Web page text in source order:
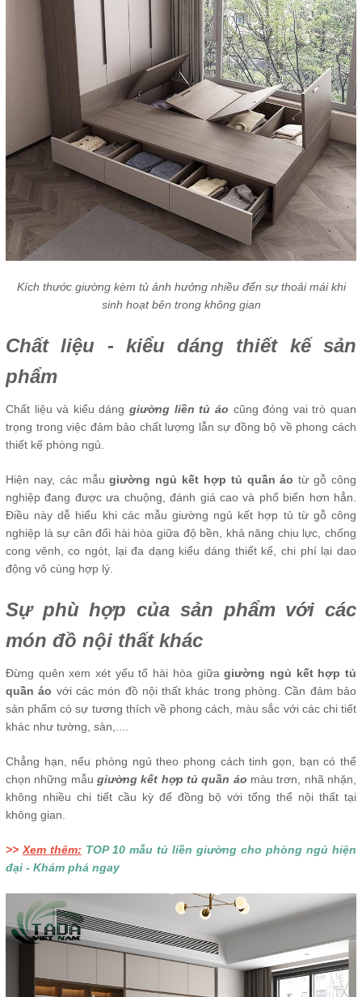
Kích thước giường kèm tủ ảnh hưởng nhiều đến sự thoải mái khi
sinh hoạt bên trong không gian
Chất liệu - kiểu dáng thiết kế sản
phẩm
Chất liệu và kiểu dánggiường liền tủ áo cũng đóng vai trò quan
trọng trong việc đảm bảo chất lượng lẫn sự đồng bộ về phong cách
thiết kế phòng ngủ.
Hiện nay, các mẫu giường ngủ kết hợp tủ quần áotừ gỗ công
nghiệp đang được ưa chuộng, đánh giá cao và phổ biến hơn hẳn.
Điều này dễ hiểu khi các mẫu giường ngủ kết hợp tủ từ gỗ công
nghiệp là sự cân đối hài hòa giữa độ bền, khả năng chịu lực, chống
cong vênh, co ngót, lại đa dạng kiểu dáng thiết kế, chi phí lại dao
động vô cùng hợp lý.
Sự phù hợp của sản phẩm với các
món đồ nội thất khác
Đừng quên xem xét yếu tố hài hòa giữagiường ngủ kết hợp tủ
quần áo với các món đồ nội thất khác trong phòng. Cần đảm bảo
sản phẩm có sự tương thích về phong cách, màu sắc với các chi tiết
khác như tường, sàn,....
Chẳng hạn, nếu phòng ngủ theo phong cách tinh gọn, bạn có thể
chọn những mẫu giường kết hợp tủ quần áo màu trơn, nhã nhặn,
không nhiều chi tiết cầu kỳ để đồng bộ với tổng thể nội thất tại
không gian.
>>Xem thêm: TOP 10 mẫu tủ liền giường cho phòng ngủ hiện
đại - Khám phá ngay